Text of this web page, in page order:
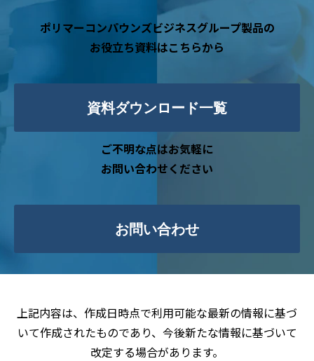
ポリマーコンパウンズビジネスグループ製品の
お役立ち資料はこちらから
資料ダウンロード一覧
ご不明な点はお気軽に
お問い合わせください
お問い合わせ
上記内容は、作成日時点で利用可能な最新の情報に基づ
いて作成されたものであり、今後新たな情報に基づいて
改定する場合があります。